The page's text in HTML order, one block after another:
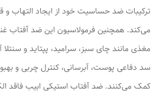
ترکیبات ضد حساسیت خود از ایجاد التهاب
می‌کند. همچنین فرمولاسیون این ضد آفتاب
مغذی مانند چای سبز، سرامید، پپتاید و
سد دفاعی پوست، آبرسانی، کنترل چربی و
کمک می‌کنند. ضد آفتاب استیکی ابیب فاقد